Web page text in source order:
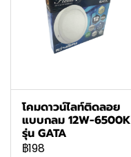
โคมดาวน์ไลท์ติดลอย
แบบกลม 12W-6500K
รุ่น GATA
฿198